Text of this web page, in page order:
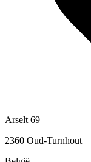
Arselt 69
2360 Oud-Turnhout